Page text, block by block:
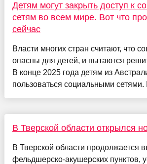
Детям могут закрыть доступ к
сетям во всем мире. Вот что
сейчас
Власти многих стран считают, что
опасны для детей, и пытаются
В конце 2025 года детям из
пользоваться социальными сетями.
В Тверской области открылся
В Тверской области продолжается
фельдшерско-акушерских пунктов,